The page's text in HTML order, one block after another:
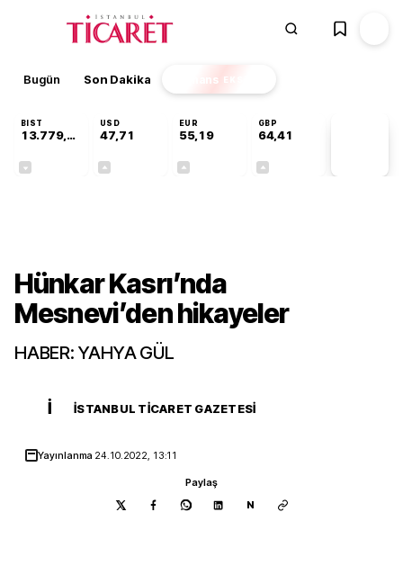
Bugün Son Dakika Finans EKSTRA
BIST
13.779,39
USD
47,71
EUR
55,19
GBP
64,41
Hünkar Kasrı’nda
Mesnevi’den hikayeler
HABER: YAHYA GÜL
İ İSTANBUL TICARET GAZETESI
Yayınlanma 24.10.2022, 13:11
Paylaş
N